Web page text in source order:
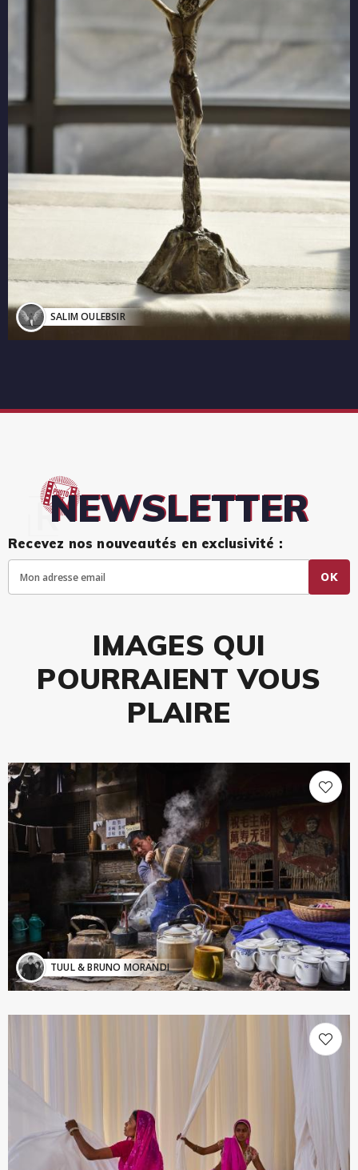
SALIM OULEBSIR
NEWSLETTER
Recevez nos nouveautés en exclusivité :
OK
IMAGES QUI
POURRAIENT VOUS
PLAIRE
TUUL & BRUNO MORANDI